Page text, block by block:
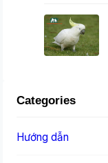
Categories
Hướng dẫn